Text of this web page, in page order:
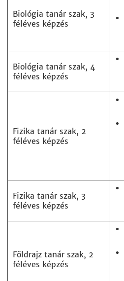
Biológia tanár szak, 3
féléves képzés
Biológia tanár szak, 4
féléves képzés
Fizika tanár szak, 2
féléves képzés
Fizika tanár szak, 3
féléves képzés
Földrajz tanár szak, 2
féléves képzés